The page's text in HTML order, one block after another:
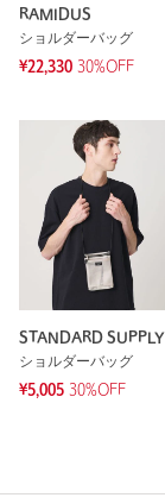
RAMIDUS
ショルダーバッグ
¥22,330 30%OFF
STANDARD SUPPLY
ショルダーバッグ
¥5,005 30%OFF